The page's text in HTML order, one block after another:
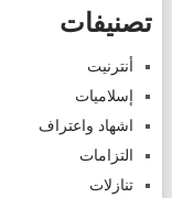
تصنيفات
أنترنيت
إسلاميات
اشهاد واعتراف
التزامات
تنازلات